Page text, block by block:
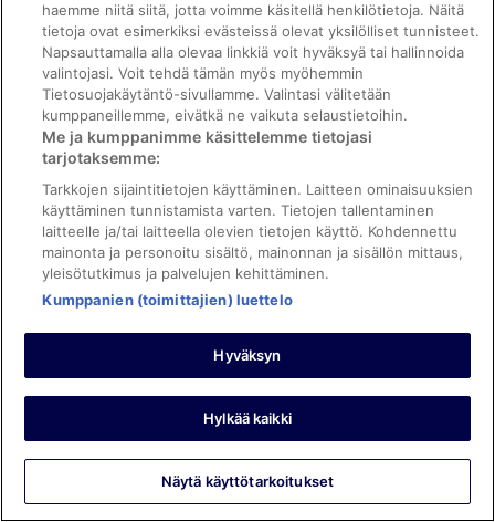
Tarkistettu arvostelu
10/10 Loistava
Kari
2.11.2025
Hyvää: Siisteys, henkilökunta ja palvelu ja
palvelut/mukavuudet
Ystävällinen vastaanotto ja siisti huone. Ei meteliä.
Yöpyi 2 yötä lokakuussa 2025
0
Tarkistettu arvostelu
8/10 Hyvä
19.10.2025
Hyvää: Siisteys, henkilökunta ja palvelu, majoituspaikan kunto
aamiaisella oli aikki mitä kaipasimme ja pysäköinti on
turvallinen ja auton voi huoletta jättää parkkiin
haemme niitä siitä, jotta voimme käsitellä henkilötietoja. Näitä
tietoja ovat esimerkiksi evästeissä olevat yksilölliset tunnisteet.
Napsauttamalla alla olevaa linkkiä voit hyväksyä tai hallinnoida
valintojasi. Voit tehdä tämän myös myöhemmin
Tietosuojakäytäntö-sivullamme. Valintasi välitetään
kumppaneillemme, eivätkä ne vaikuta selaustietoihin.
Me ja kumppanimme käsittelemme tietojasi
tarjotaksemme:
Tarkkojen sijaintitietojen käyttäminen. Laitteen ominaisuuksien
käyttäminen tunnistamista varten. Tietojen tallentaminen
laitteelle ja/tai laitteella olevien tietojen käyttö. Kohdennettu
mainonta ja personoitu sisältö, mainonnan ja sisällön mittaus,
yleisötutkimus ja palvelujen kehittäminen.
Kumppanien (toimittajien) luettelo
Hyväksyn
Hylkää kaikki
Näytä käyttötarkoitukset